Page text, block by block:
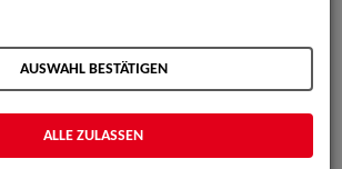
AUSWAHL BESTÄTIGEN
ALLE ZULASSEN